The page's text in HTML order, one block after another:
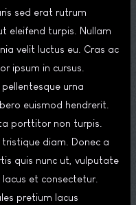
sed erat rutrum
eleifend turpis. Nullam
velit luctus eu. Cras ac
ipsum in cursus.
urna
euismod hendrerit.
porttitor non turpis.
tristique diam. Donec a
quis nunc ut, vulputate
et consectetur.
pretium lacus